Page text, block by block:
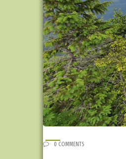
0 COMMENTS